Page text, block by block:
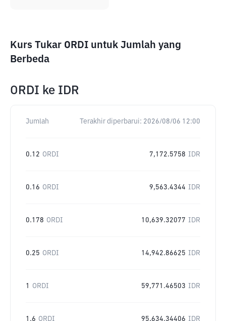
Kurs Tukar ORDI untuk Jumlah yang
Berbeda
ORDI ke IDR
Jumlah Terakhir diperbarui: 2026/08/06 12:00
0.12 ORDI 7,172.5758 IDR
0.16 ORDI 9,563.4344 IDR
0.178 ORDI 10,639.32077 IDR
0.25 ORDI 14,942.86625 IDR
1 ORDI 59,771.46503 IDR
1.6 ORDI 95,634.34406 IDR